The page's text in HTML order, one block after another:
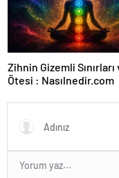
Zihnin Gizemli Sınırları
Ötesi : Nasılnedir.com